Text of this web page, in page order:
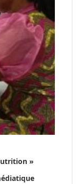
»